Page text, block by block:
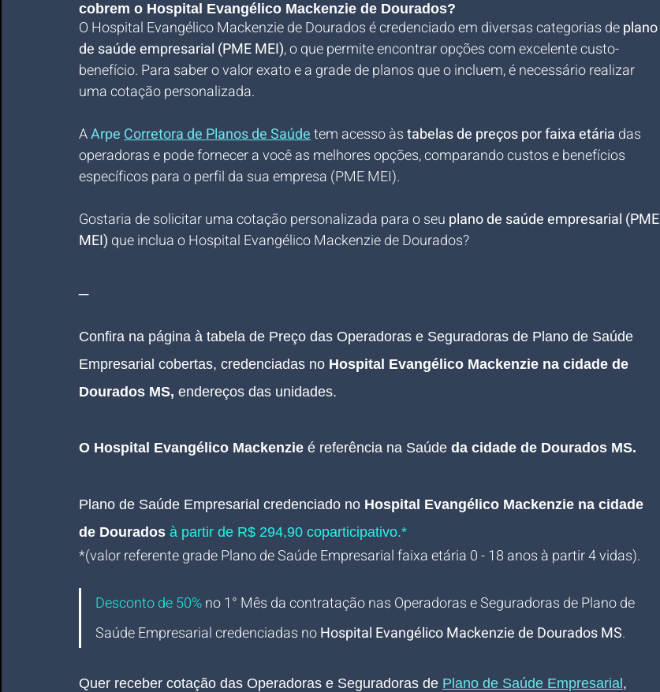
cobrem o Hospital Evangélico Mackenzie de Dourados?
O Hospital Evangélico Mackenzie de Dourados é credenciado em diversas categorias de plano
de saúde empresarial (PME MEI), o que permite encontrar opções com excelente custo-
benefício. Para saber o valor exato e a grade de planos que o incluem, é necessário realizar
uma cotação personalizada.
AArpe Corretora de Planos de Saúde tem acesso às tabelas de preços por faixa etária das
operadoras e pode fornecer a você as melhores opções, comparando custos e benefícios
específicos para o perfil da sua empresa (PME MEI).
Gostaria de solicitar uma cotação personalizada para o seu plano de saúde empresarial (PME
MEI) que inclua o Hospital Evangélico Mackenzie de Dourados?
Confira na página à tabela de Preço das Operadoras e Seguradoras de Plano de Saúde
Empresarial cobertas, credenciadas no Hospital Evangélico Mackenzie na cidade de
Dourados MS, endereços das unidades.
O Hospital Evangélico Mackenzie é referência na Saúde da cidade de Dourados MS.
Plano de Saúde Empresarial credenciado no Hospital Evangélico Mackenzie na cidade
de Dourados à partir de R$ 294,90 coparticipativo.*
*(valor referente grade Plano de Saúde Empresarial faixa etária 0 - 18 anos à partir 4 vidas).
Desconto de 50%no 1° Mês da contratação nas Operadoras e Seguradoras de Plano de
Saúde Empresarial credenciadas no Hospital Evangélico Mackenzie de Dourados MS.
Quer receber cotação das Operadoras e Seguradoras de Plano de Saúde Empresarial ,